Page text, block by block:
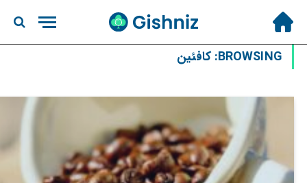
BROWSING: کافئین